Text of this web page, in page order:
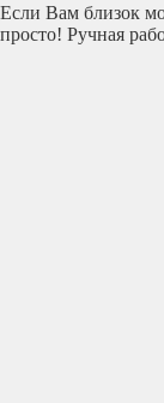
Если Вам близок
просто! Ручная